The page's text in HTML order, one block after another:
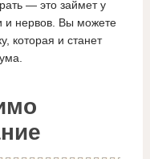
— это займет у
и нервов. Вы можете
которая и станет